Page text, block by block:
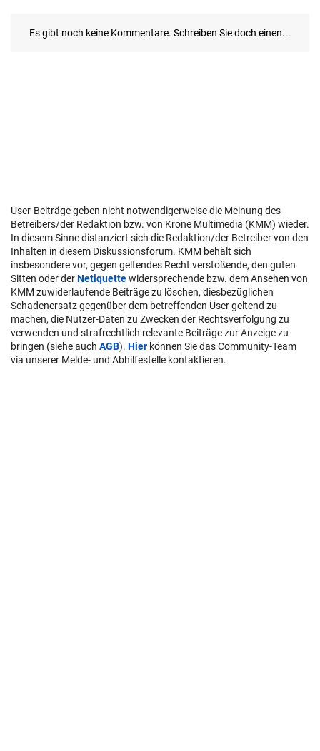
User-Beiträge geben nicht notwendigerweise die Meinung des
Betreibers/der Redaktion bzw. von Krone Multimedia (KMM) wieder.
In diesem Sinne distanziert sich die Redaktion/der Betreiber von den
Inhalten in diesem Diskussionsforum. KMM behält sich
insbesondere vor, gegen geltendes Recht verstoßende, den guten
Sitten oder derNetiquettewidersprechende bzw. dem Ansehen von
KMM zuwiderlaufende Beiträge zu löschen, diesbezüglichen
Schadenersatz gegenüber dem betreffenden User geltend zu
machen, die Nutzer-Daten zu Zwecken der Rechtsverfolgung zu
verwenden und strafrechtlich relevante Beiträge zur Anzeige zu
bringen (siehe auch AGB). Hier können Sie das Community-Team
via unserer Melde- und Abhilfestelle kontaktieren.